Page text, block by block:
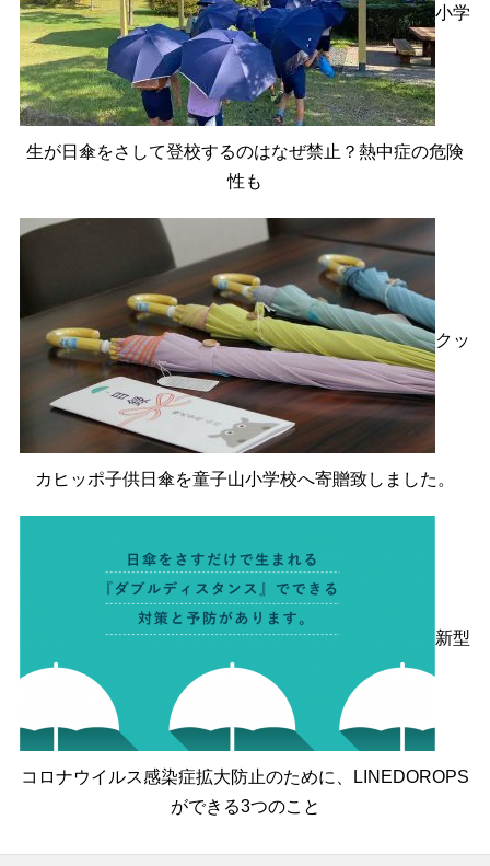
小学
生が日傘をさして登校するのはなぜ禁止？熱中症の危険
性も
クッ
カヒッポ子供日傘を童子山小学校へ寄贈致しました。
新型
コロナウイルス感染症拡大防止のために、LINEDOROPS
ができる3つのこと